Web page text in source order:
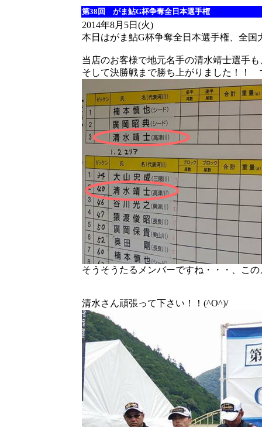
第38回 がま鮎G杯争奪全日本選手権
2014年8月5日(火)
本日はがま鮎G杯争奪全日本選手権、全国
当店のお客様で地元名手の清水靖士選手
そして決勝戦まで勝ち上がりました！
そうそうたるメンバーですね・・・、こ
清水さん頑張って下さい！！(^O^)/